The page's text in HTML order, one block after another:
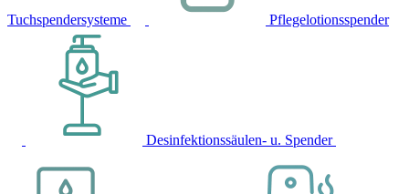
Tuchspendersysteme Pflegelotionsspender
Desinfektionssäulen- u. Spender